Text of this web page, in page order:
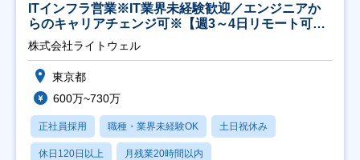
ITインフラ営業※IT業界未経験歓迎／エンジニアか
らのキャリアチェンジ可※【週3～4日リモート可
能】
株式会社ライトウェル
東京都
600万~730万
正社員採用 職種・業界未経験OK 土日祝休み
休日120日以上 月残業20時間以内